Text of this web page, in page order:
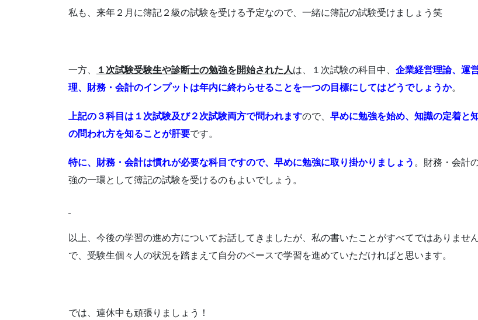
私も、来年２月に簿記２級の試験を受ける予定なので、一緒に簿記の試験受けましょう笑
一方、 １次試験受験生や診断士の勉強を開始された人は、１次試験の科目中、 企業経営理論、運
理、財務・会計のインプットは年内に終わらせることを一つの目標にしてはどうでしょうか。
上記の３科目は１次試験及び２次試験両方で問われますので、 早めに勉強を始め、知識の定着と
の問われ方を知ることが肝要です。
特に、財務・会計は慣れが必要な科目ですので、早めに勉強に取り掛かりましょう 。財務・会計
強の一環として簿記の試験を受けるのもよいでしょう。
以上、今後の学習の進め方についてお話してきましたが、私の書いたことがすべてではありませ
で、受験生個々人の状況を踏まえて自分のペースで学習を進めていただければと思います。
では、連休中も頑張りましょう！